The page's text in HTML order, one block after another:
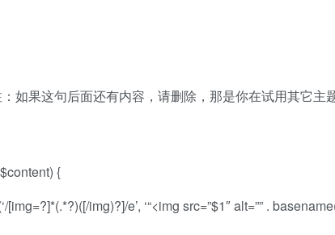
如果这句后面还有内容，请删除，那是你在试用其它主
$content) {
[img=?]*(.*?)([/img)?]/e’, ‘“<img src=”$1″ alt=”” . basename